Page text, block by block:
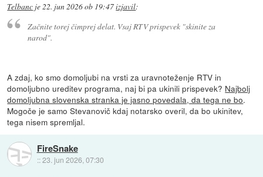
Telbanc je22. jun 2026 ob 19:47izjavil:
Začnite torej čimprej delat. Vsaj RTV prispevek "skinite za
narod".
A zdaj, ko smo domoljubi na vrsti za uravnoteženje RTV in
domoljubno ureditev programa, naj bi pa ukinili prispevek? Najbolj
domoljubna slovenska stranka je jasno povedala, da tega ne bo.
Mogoče je samo Stevanovič kdaj notarsko overil, da bo ukinitev,
tega nisem spremljal.
FireSnake
::23. jun 2026, 07:30